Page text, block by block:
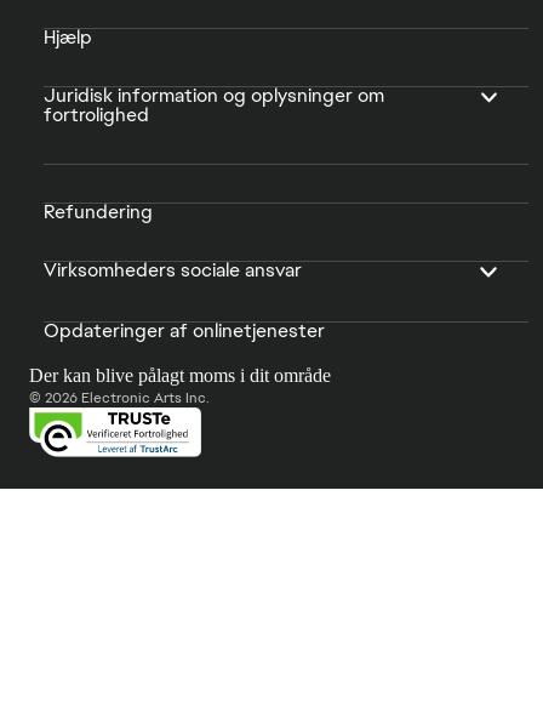
Hjælp
Juridisk information og oplysninger om
fortrolighed
Refundering
Virksomheders sociale ansvar
Opdateringer af onlinetjenester
Der kan blive pålagt moms i dit område
© 2026 Electronic Arts Inc.